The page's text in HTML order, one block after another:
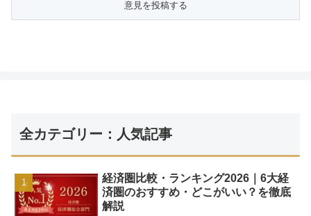
全カテゴリー：人気記事
経済圏比較・ランキング2026｜6大経
済圏のおすすめ・どこがいい？を徹底
解説